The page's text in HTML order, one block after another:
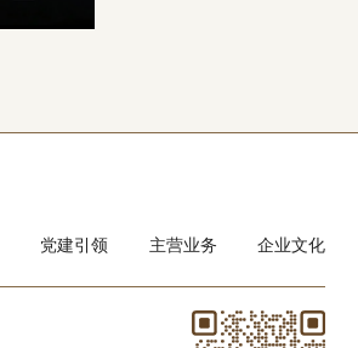
党建引领 主营业务 企业文化